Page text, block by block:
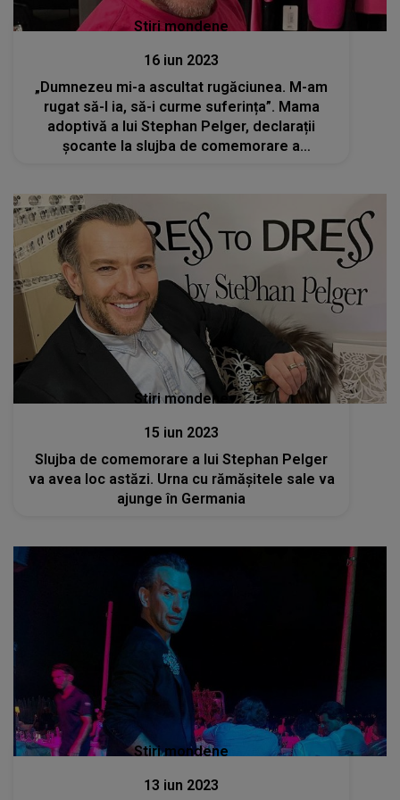
Stiri mondene
16 iun 2023
„Dumnezeu mi-a ascultat rugăciunea. M-am
rugat să-l ia, să-i curme suferința”. Mama
adoptivă a lui Stephan Pelger, declarații
șocante la slujba de comemorare a
Stiri mondene
15 iun 2023
Slujba de comemorare a lui Stephan Pelger
va avea loc astăzi. Urna cu rămășitele sale va
ajunge în Germania
Stiri mondene
13 iun 2023